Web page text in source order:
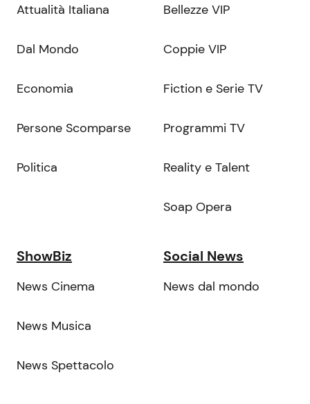
Attualità Italiana
Dal Mondo
Economia
Persone Scomparse
Politica
Bellezze VIP
Coppie VIP
Fiction e Serie TV
Programmi TV
Reality e Talent
Soap Opera
ShowBiz
News Cinema
News Musica
News Spettacolo
Social News
News dal mondo